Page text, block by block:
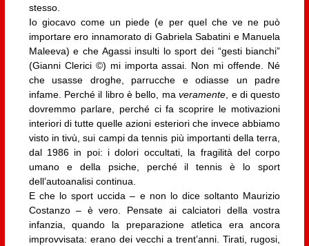
stesso.
Io giocavo come un piede (e per quel che ve ne può
importare ero innamorato di Gabriela Sabatini e Manuela
Maleeva) e che Agassi insulti lo sport dei “gesti bianchi”
(Gianni Clerici ©) mi importa assai. Non mi offende. Né
che usasse droghe, parrucche e odiasse un padre
infame. Perché il libro è bello, maveramente, e di questo
dovremmo parlare, perché ci fa scoprire le motivazioni
interiori di tutte quelle azioni esteriori che invece abbiamo
visto in tivù, sui campi da tennis più importanti della terra,
dal 1986 in poi: i dolori occultati, la fragilità del corpo
umano e della psiche, perché il tennis è lo sport
dell’autoanalisi continua.
E che lo sport uccida – e non lo dice soltanto Maurizio
Costanzo – è vero. Pensate ai calciatori della vostra
infanzia, quando la preparazione atletica era ancora
improvvisata: erano dei vecchi a trent’anni. Tirati, rugosi,